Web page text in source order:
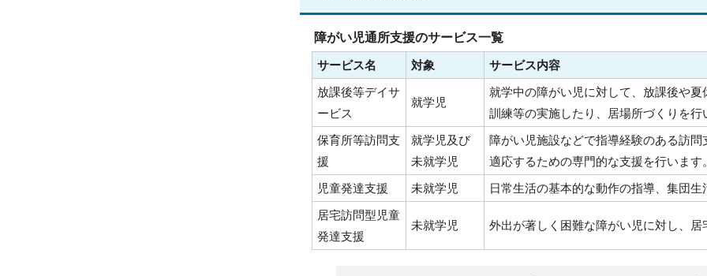
障がい児通所支援のサービス一覧
サービス名 対象
サービス内容
放課後等デイサ
ービス
就学児
就学中の障がい児に対して、放課後や
訓練等の実施したり、居場所づくりを行
保育所等訪問支
援
就学児及び
未就学児
障がい児施設などで指導経験のある訪
適応するための専門的な支援を行います
児童発達支援
未就学児
日常生活の基本的な動作の指導、集団
居宅訪問型児童
発達支援
未就学児 外出が著しく困難な障がい児に対し、